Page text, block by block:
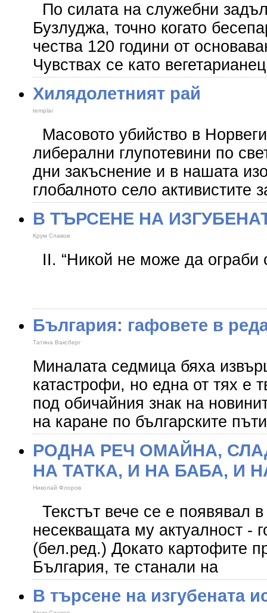
По силата на служебни
Бузлуджа, точно когато
чества 120 години от
Чувствах се като
Хилядолетният рай
templar
Масовото убийство в
либерални глупотевини по
дни закъснение и в нашата
глобалното село активистите
В ТЪРСЕНЕ НА
Крум Славов
II. “Никой не може да ограби
България: гафовете в
Татяна Ваксберг
Миналата седмица бяха
катастрофи, но една от тях е
под обичайния знак на
на каране по българските
РОДНА РЕЧ ОМАЙНА,
НА ТАТКА, И НА БАБА, И
Николай Флоров
Текстът вече се е появявал
несекващата му актуалност -
(бел.ред.) Докато картофите
България, те станали на
В търсене на изгубената